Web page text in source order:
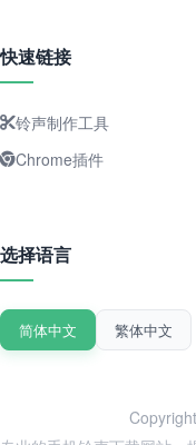
快速链接
铃声制作工具
Chrome插件
选择语言
简体中文 繁体中文